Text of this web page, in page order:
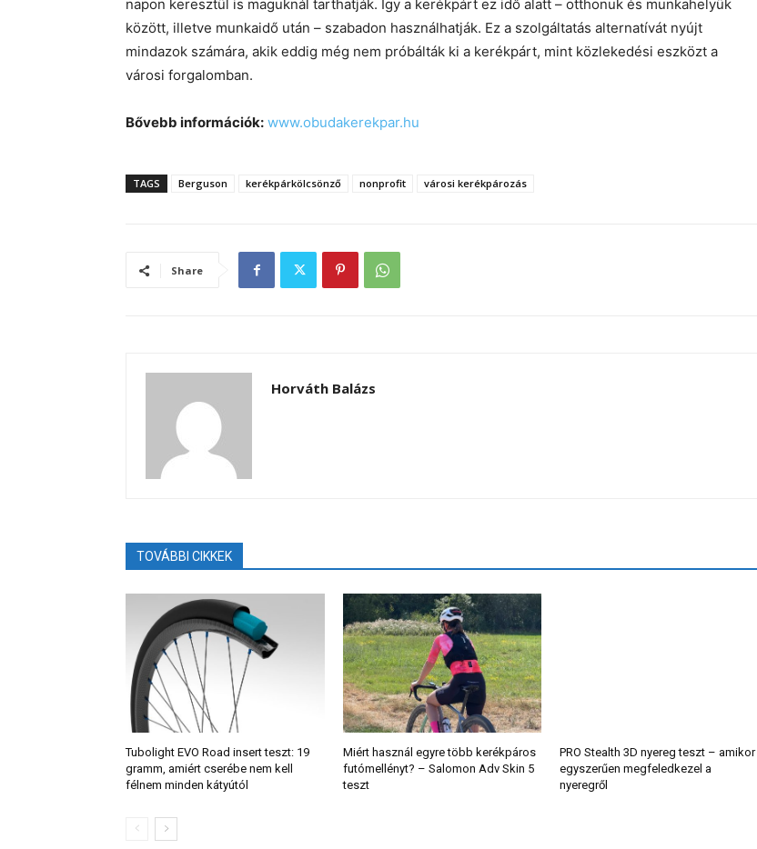
napon keresztül is maguknál tarthatják. Így a kerékpárt ez idő alatt – otthonuk és munkahelyük
között, illetve munkaidő után – szabadon használhatják. Ez a szolgáltatás alternatívát nyújt
mindazok számára, akik eddig még nem próbálták ki a kerékpárt, mint közlekedési eszközt a
városi forgalomban.
Bővebb információk: www.obudakerekpar.hu
TAGS Berguson kerékpárkölcsönző nonprofit városi kerékpározás
Share
Horváth Balázs
TOVÁBBI CIKKEK
Tubolight EVO Road insert teszt: 19
gramm, amiért cserébe nem kell
félnem minden kátyútól
Miért használ egyre több kerékpáros
futómellényt? – Salomon Adv Skin 5
teszt
PRO Stealth 3D nyereg teszt – amikor
egyszerűen megfeledkezel a
nyeregről